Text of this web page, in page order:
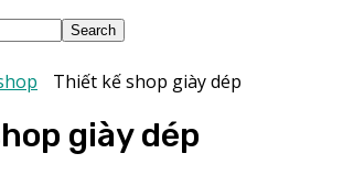
Thiết kế shop giày dép
giày dép